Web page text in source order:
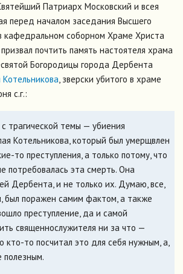
Патриарх Московский и всея
перед началом заседания Высшего
кафедральном соборном Храме Христа
почтить память настоятеля храма
Богородицы города Дербента
, зверски убитого в храме
с.г.:
трагической темы — убиения
Котельникова, который был умерщвлен
то преступления, а только потому, что
потребовалась эта смерть. Она
Дербента, и не только их. Думаю, все,
был поражен самим фактом, а также
преступление, да и самой
священнослужителя ни за что —
кто-то посчитал это для себя нужным, а,